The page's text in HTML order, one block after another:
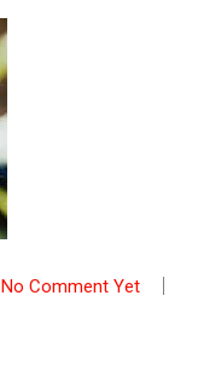
No Comment Yet